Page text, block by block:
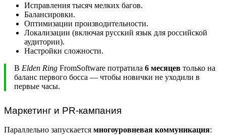
Исправления тысяч мелких багов.
Балансировки.
Оптимизации производительности.
Локализации (включая русский язык для российской
аудитории).
Настройки сложности.
В Elden Ring FromSoftware потратила 6 месяцев только на
баланс первого босса — чтобы новички не уходили в
первые часы.
Маркетинг и PR-кампания
Параллельно запускается многоуровневая коммуникация: